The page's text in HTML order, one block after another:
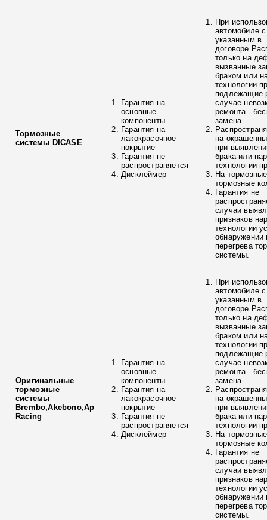
Тормозные
системы DICASE
Гарантия на
основные
компоненты
Гарантия на
лакокрасочное
покрытие
Гарантия не
распространяется
Дисклеймер
При
автомобиле
указанным в
только на
вызванные
браком или
технологии
подлежащие
случае
ремонта -
замена.
на
при
брака или
технологии
На
тормозные
Гарантия не
случаи
признаков
технологии
обнаружении
перегрева
системы.
Оригинальные
тормозные
системы
Brembo,Akebono,Ap
Racing
Гарантия на
основные
компоненты
Гарантия на
лакокрасочное
покрытие
Гарантия не
распространяется
Дисклеймер
При
автомобиле
указанным в
только на
вызванные
браком или
технологии
подлежащие
случае
ремонта -
замена.
на
при
брака или
технологии
На
тормозные
Гарантия не
случаи
признаков
технологии
обнаружении
перегрева
системы.